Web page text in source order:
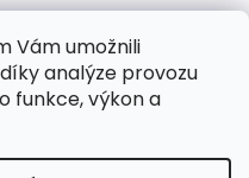
Vám umožnili
analýze provozu
funkce, výkon a